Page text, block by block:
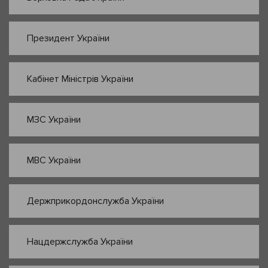
Президент України
Кабінет Міністрів України
МЗС України
МВС України
Держприкордонслужба України
Нацдержслужба України